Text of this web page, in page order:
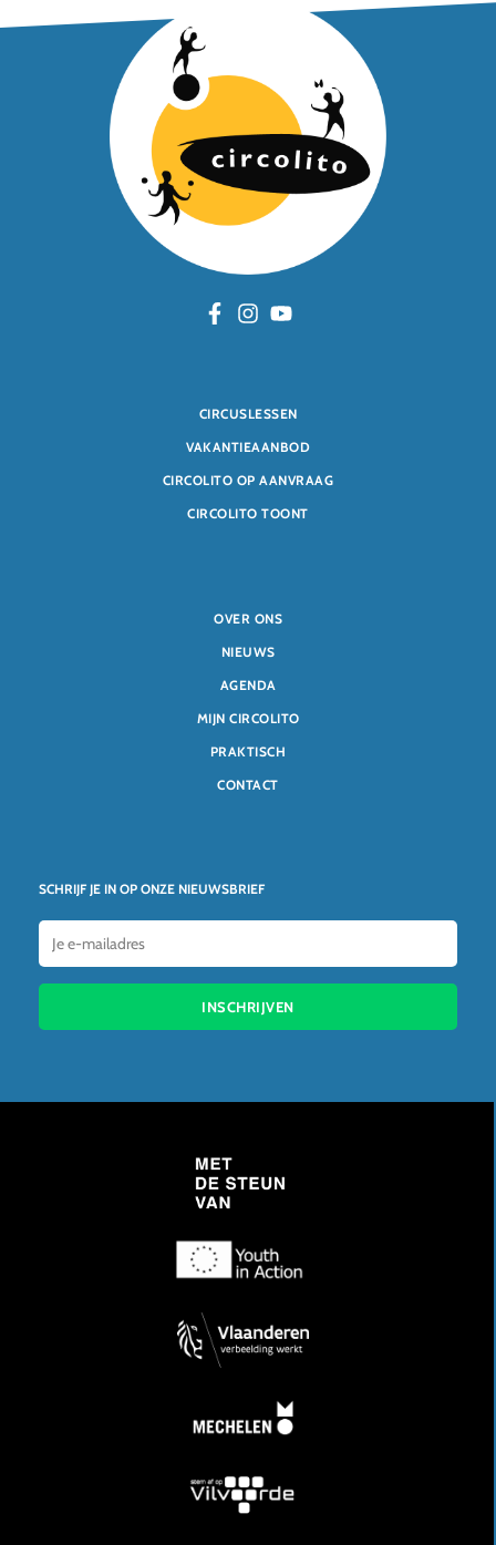
CIRCUSLESSEN
VAKANTIEAANBOD
CIRCOLITO OP AANVRAAG
CIRCOLITO TOONT
SCHRIJF JE IN OP ONZE NIEUWSBRIEF
INSCHRIJVEN
OVER ONS
NIEUWS
AGENDA
MIJN CIRCOLITO
PRAKTISCH
CONTACT